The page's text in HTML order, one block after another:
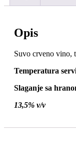
Opis
Suvo crveno vino,
Temperatura
Slaganje sa
13,5% v/v